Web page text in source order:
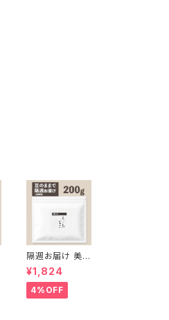
隔週お届け 美の
島ブレンド200g
【豆のまま】
¥1,824
4%OFF